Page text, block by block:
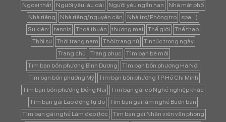
Ngoại thất
Người yêu lâu dài Người yêu ngắn hạn
Nhà mặt phố
Nhà riêng
Nhà riêng/ nguyên căn Nhà trọ/ Phòng trọ
spa...)
Sự kiện:
tennis Thoả thuận thương mại Thế giới
Thể thao
Thời sự
Thời trang nam Thời trang nữ
Tin tức trong ngày
Trang chủ
Trang phục
Tìm bạn bè mới
Tìm bạn bốn phương Bình Dương
Tìm bạn bốn phương Hà Nội
Tìm bạn bốn phương Mỹ
Tìm bạn bốn phương TP Hồ Chí Minh
Tìm bạn bốn phương Đồng Nai
Tìm bạn gái có Nghề nghiệp khác
Tìm bạn gái Lao động tự do
Tìm bạn gái làm nghề Buôn bán
Tìm bạn gái nghề Làm đẹp (tóc
Tìm bạn gái Nhân viên văn phòng